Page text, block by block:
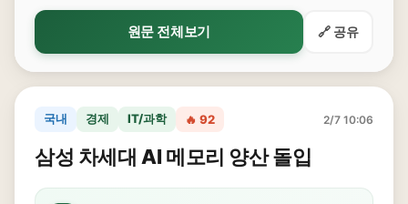
원문 전체보기 🔗 공유
국내 경제 IT/과학 🔥 92 2/7 10:06
삼성 차세대 AI 메모리 양산 돌입